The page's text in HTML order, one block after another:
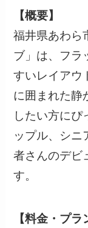
【概要】
福井県あわら
ブ」は、フラ
すいレイアウ
に囲まれた静
したい方にぴ
ップル、シニ
者さんのデビ
す。
【料金・プラ